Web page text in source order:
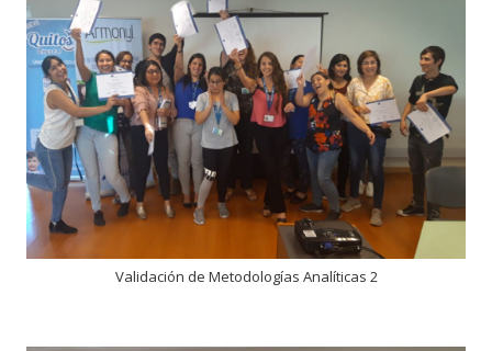
Validación de Metodologías Analíticas 2